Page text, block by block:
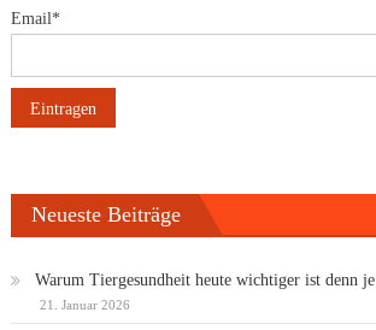
Email*
Neueste Beiträge
Warum Tiergesundheit heute wichtiger ist denn je
21. Januar 2026